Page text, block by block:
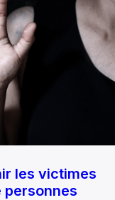
les victimes
personnes